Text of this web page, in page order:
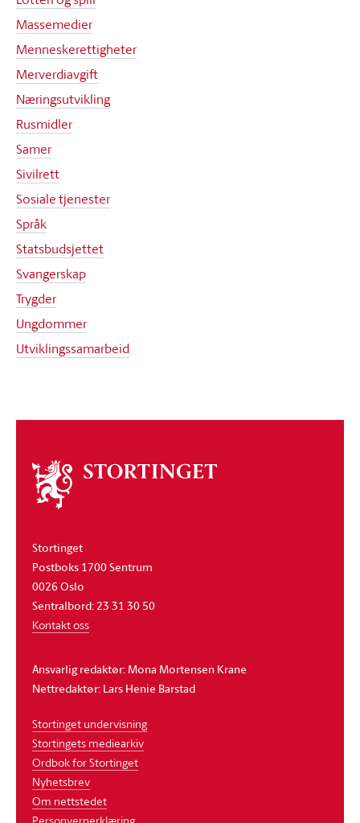
Massemedier
Menneskerettigheter
Merverdiavgift
Næringsutvikling
Rusmidler
Samer
Sivilrett
Sosiale tjenester
Språk
Statsbudsjettet
Svangerskap
Trygder
Ungdommer
Utviklingssamarbeid
Om
stortinget
Stortinget
Postboks 1700 Sentrum
0026 Oslo
Sentralbord: 23 31 30 50
Kontakt oss
Ansvarlig redaktør: Mona Mortensen Krane
Nettredaktør: Lars Henie Barstad
Stortinget undervisning
Stortingets mediearkiv
Ordbok for Stortinget
Nyhetsbrev
Om nettstedet